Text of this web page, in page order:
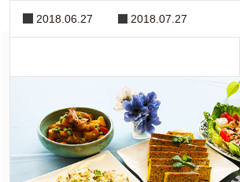
2018.06.27 2018.07.27